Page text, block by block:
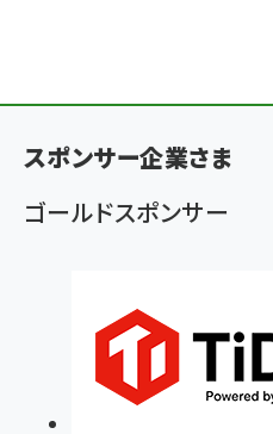
スポンサー企業さま
ゴールドスポンサー